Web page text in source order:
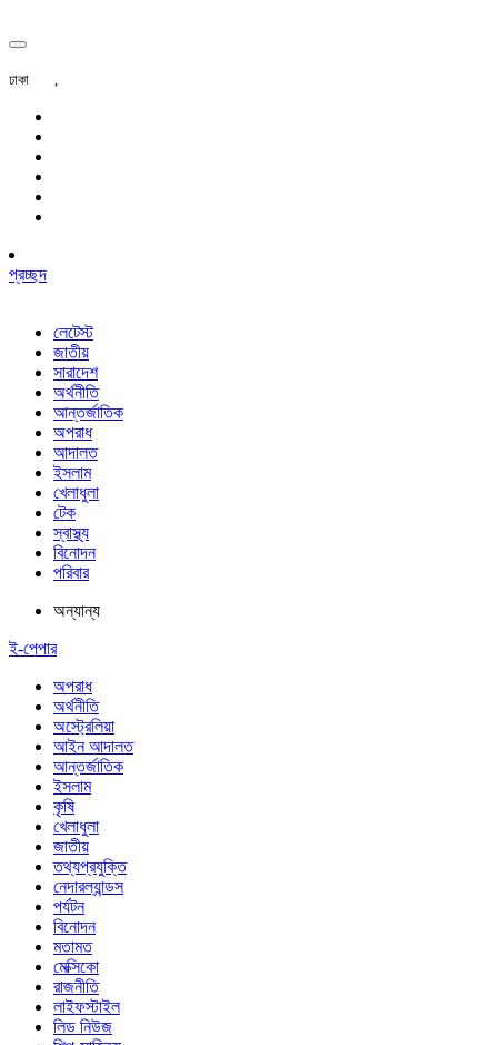
ঢাকা ,
প্রচ্ছদ
লেটেস্ট
জাতীয়
সারাদেশ
অর্থনীতি
আন্তর্জাতিক
অপরাধ
আদালত
ইসলাম
খেলাধুলা
টেক
স্বাস্থ্য
বিনোদন
পরিবার
অন্যান্য
ই-পেপার
অপরাধ
অর্থনীতি
অস্ট্রেলিয়া
আইন আদালত
আন্তর্জাতিক
ইসলাম
কৃষি
খেলাধুলা
জাতীয়
তথ্যপ্রযুক্তি
নেদারল্যান্ডস
পর্যটন
বিনোদন
মতামত
মেক্সিকো
রাজনীতি
লাইফস্টাইল
লিড নিউজ